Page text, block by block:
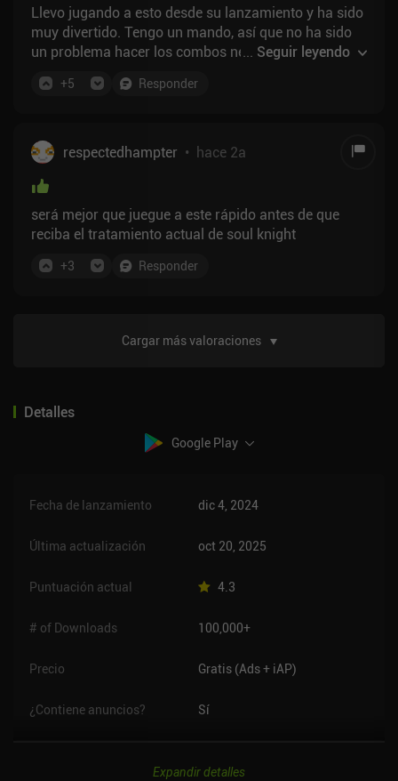
Llevo jugando a esto desde su lanzamiento y ha sido
muy divertido. Tengo un mando, así que no ha sido
un problema hacer los combos necesarios para el
entender y muchas armas diferentes con muchas
razonables.
... Seguir leyendo
+5 Responder
respectedhampter • hace 2a
será mejor que juegue a este rápido antes de que
reciba el tratamiento actual de soul knight
+3 Responder
Cargar más valoraciones
Detalles
Google Play
Fecha de lanzamiento dic 4, 2024
Última actualización oct 20, 2025
Puntuación actual 4.3
# of Downloads 100,000+
Precio Gratis (Ads + iAP)
¿Contiene anuncios? Sí
Expandir detalles